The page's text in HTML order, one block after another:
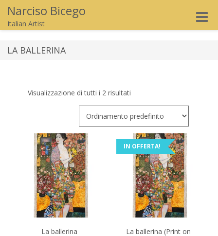
Narciso Bicego
Italian Artist
Toggle
LA BALLERINA
Visualizzazione di tutti i 2 risultati
La ballerina
IN OFFERTA!
La ballerina (Print on